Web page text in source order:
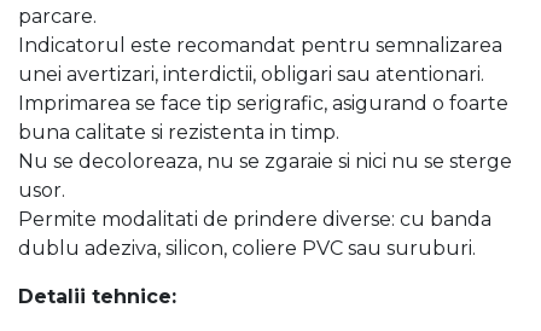
parcare.
Indicatorul este recomandat pentru semnalizarea
unei avertizari, interdictii, obligari sau atentionari.
Imprimarea se face tip serigrafic, asigurand o foarte
buna calitate si rezistenta in timp.
Nu se decoloreaza, nu se zgaraie si nici nu se sterge
usor.
Permite modalitati de prindere diverse: cu banda
dublu adeziva, silicon, coliere PVC sau suruburi.
Detalii tehnice: